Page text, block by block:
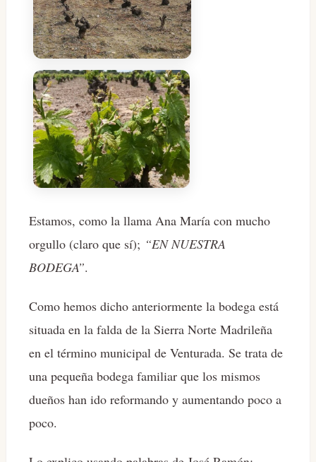
Estamos, como la llama Ana María con mucho
orgullo (claro que sí); “EN NUESTRA
BODEGA”.
Como hemos dicho anteriormente la bodega está
situada en la falda de la Sierra Norte Madrileña
en el término municipal de Venturada. Se trata de
una pequeña bodega familiar que los mismos
dueños han ido reformando y aumentando poco a
poco.